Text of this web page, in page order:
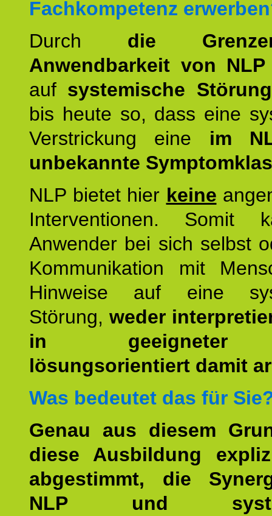
Fachkompetenz
Durch die
Anwendbarkeit von NLP
auf systemische
bis heute so, dass eine
Verstrickung eine im
unbekannte
NLP bietet hier keine
Interventionen. Somit
Anwender bei sich selbst
Kommunikation mit
Hinweise auf eine
Störung, weder
in geeigneter
lösungsorientiert damit
Was bedeutet das für
Genau aus diesem
diese Ausbildung
abgestimmt, die
NLP und